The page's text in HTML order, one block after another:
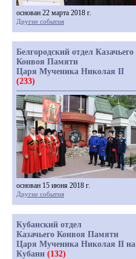
основан 22 марта 2018 г.
Другие события
Белгородский отдел Казачьего
Конвоя Памяти
Царя Мученика Николая II
(233)
основан 15 июня 2018 г.
Другие события
Кубанский отдел
Казачьего Конвоя Памяти
Царя Мученика Николая II на
Кубани (132)